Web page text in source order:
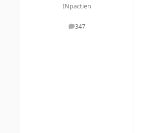
INpactien
347
messages